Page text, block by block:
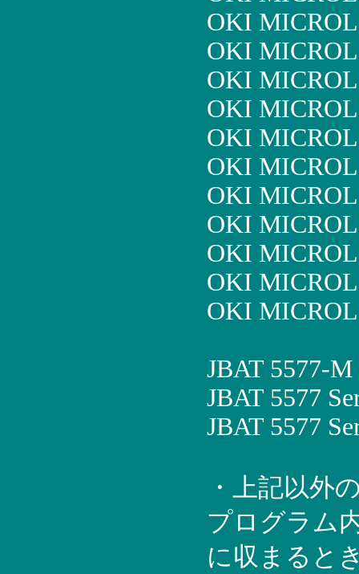
OKI
OKI
OKI
OKI
OKI
OKI
OKI
OKI
OKI
OKI
OKI
JBAT 5577-M
JBAT 5577
JBAT 5577
・上記以外
プログラム
に収まると